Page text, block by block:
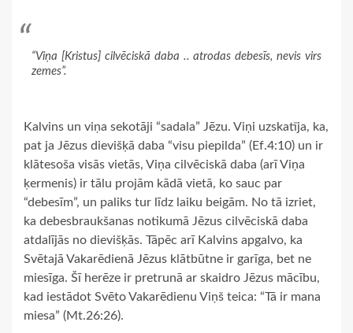
“Viņa [Kristus] cilvēciskā daba .. atrodas debesīs, nevis virs
zemes”.
Kalvins un viņa sekotāji “sadala” Jēzu. Viņi uzskatīja, ka,
pat ja Jēzus dievišķā daba “visu piepilda” (Ef.4:10) un ir
klātesoša visās vietās, Viņa cilvēciskā daba (arī Viņa
ķermenis) ir tālu projām kādā vietā, ko sauc par
“debesīm”, un paliks tur līdz laiku beigām. No tā izriet,
ka debesbraukšanas notikumā Jēzus cilvēciskā daba
atdalījās no dievišķās. Tāpēc arī Kalvins apgalvo, ka
Svētajā Vakarēdienā Jēzus klātbūtne ir garīga, bet ne
miesīga. Šī herēze ir pretrunā ar skaidro Jēzus mācību,
kad iestādot Svēto Vakarēdienu Viņš teica: “Tā ir mana
miesa” (Mt.26:26).